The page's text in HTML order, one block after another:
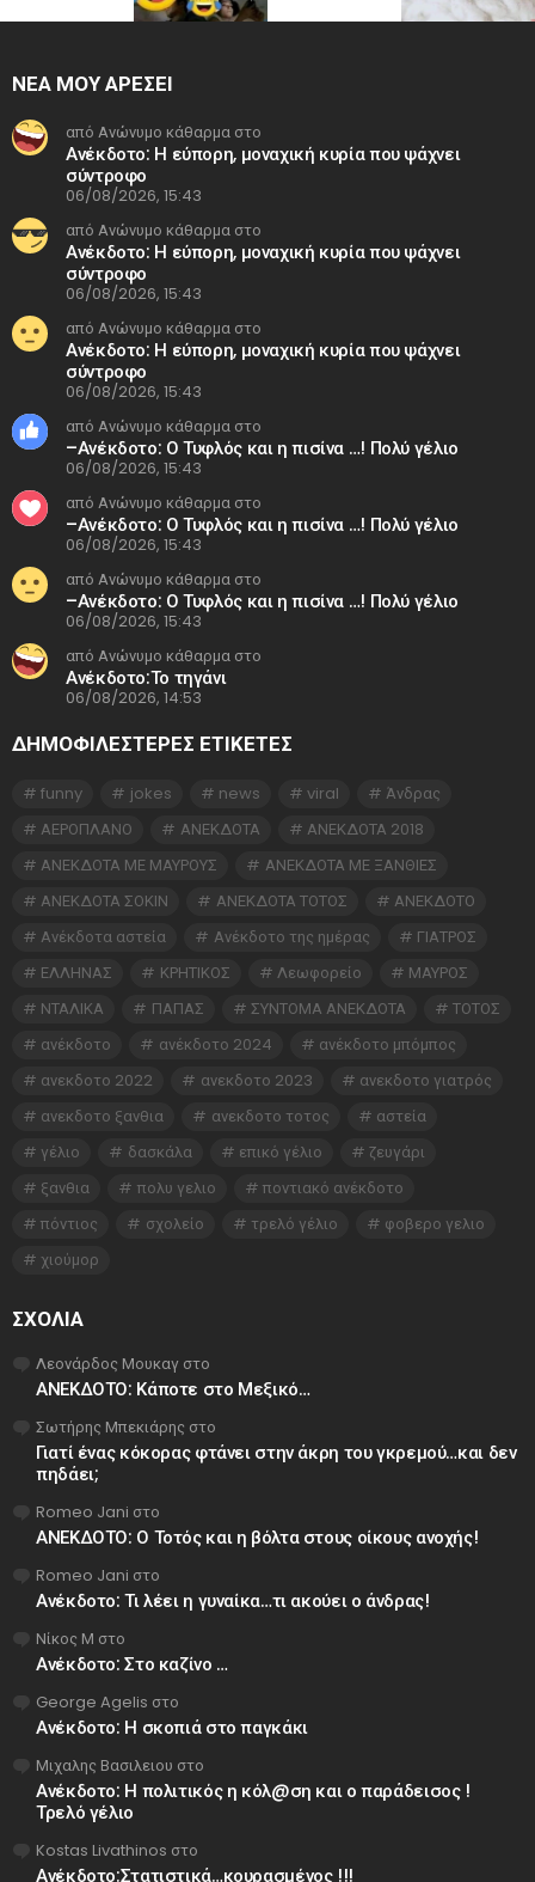
ΝΕΑ ΜΟΥ ΑΡΕΣΕΙ
από Ανώνυμο κάθαρμα στο
Ανέκδοτο: Η εύπορη, μοναχική κυρία που ψάχνει
σύντροφο
06/08/2026, 15:43
από Ανώνυμο κάθαρμα στο
Ανέκδοτο: Η εύπορη, μοναχική κυρία που ψάχνει
σύντροφο
06/08/2026, 15:43
από Ανώνυμο κάθαρμα στο
Ανέκδοτο: Η εύπορη, μοναχική κυρία που ψάχνει
σύντροφο
06/08/2026, 15:43
από Ανώνυμο κάθαρμα στο
–Ανέκδοτο: Ο Τυφλός και η πισίνα …! Πολύ γέλιο
06/08/2026, 15:43
από Ανώνυμο κάθαρμα στο
–Ανέκδοτο: Ο Τυφλός και η πισίνα …! Πολύ γέλιο
06/08/2026, 15:43
από Ανώνυμο κάθαρμα στο
–Ανέκδοτο: Ο Τυφλός και η πισίνα …! Πολύ γέλιο
06/08/2026, 15:43
από Ανώνυμο κάθαρμα στο
Ανέκδοτο:Το τηγάνι
06/08/2026, 14:53
ΔΗΜΟΦΙΛΕΣΤΕΡΕΣ ΕΤΙΚΈΤΕΣ
funny jokes news viral
Άνδρας
ΑΕΡΟΠΛΑΝΟ
ΑΝΕΚΔΟΤΑ
ΑΝΕΚΔΟΤΑ 2018
ΑΝΕΚΔΟΤΑ ΜΕ ΜΑΥΡΟΥΣ
ΑΝΕΚΔΟΤΑ ΜΕ ΞΑΝΘΙΕΣ
ΑΝΕΚΔΟΤΑ ΣΟΚΙΝ
ΑΝΕΚΔΟΤΑ ΤΟΤΟΣ
ΑΝΕΚΔΟΤΟ
Ανέκδοτα αστεία
Ανέκδοτο της ημέρας
ΓΙΑΤΡΟΣ
ΕΛΛΗΝΑΣ
ΚΡΗΤΙΚΟΣ Λεωφορείο
ΜΑΥΡΟΣ
ΝΤΑΛΙΚΑ
ΠΑΠΑΣ ΣΥΝΤΟΜΑ ΑΝΕΚΔΟΤΑ
ΤΟΤΟΣ
ανέκδοτο
ανέκδοτο 2024
ανέκδοτο μπόμπος
ανεκδοτο 2022
ανεκδοτο 2023
ανεκδοτο γιατρός
ανεκδοτο ξανθια
ανεκδοτο τοτος
αστεία
γέλιο
δασκάλα επικό γέλιο
ζευγάρι
ξανθια
πολυ γελιο
ποντιακό ανέκδοτο
πόντιος
σχολείο τρελό γέλιο
φοβερο γελιο
χιούμορ
ΣΧΌΛΙΑ
Λεονάρδος Μουκαγ στο
ΑΝΕΚΔΟΤΟ: Κάποτε στο Μεξικό…
Σωτήρης Μπεκιάρης στο
Γιατί ένας κόκορας φτάνει στην άκρη του γκρεμού…και δεν
πηδάει;
Romeo Jani στο
ΑΝΕΚΔΟΤΟ: Ο Τοτός και η βόλτα στους οίκους ανοχής!
Romeo Jani στο
Ανέκδοτο: Τι λέει η γυναίκα…τι ακούει ο άνδρας!
Νίκος Μ στο
Ανέκδοτο: Στο καζίνο …
George Agelis στο
Ανέκδοτο: Η σκοπιά στο παγκάκι
Μιχαλης Βασιλειου στο
Ανέκδοτο: Η πολιτικός η κόλ@ση και ο παράδεισος !
Τρελό γέλιο
Kostas Livathinos στο
Ανέκδοτο:Στατιστικά…κουρασμένος !!!